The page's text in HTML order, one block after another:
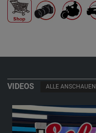
VIDEOS ALLE ANSCHAUEN